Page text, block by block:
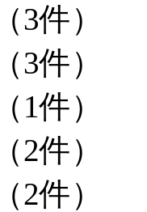
（3件）
（3件）
（1件）
（2件）
（2件）